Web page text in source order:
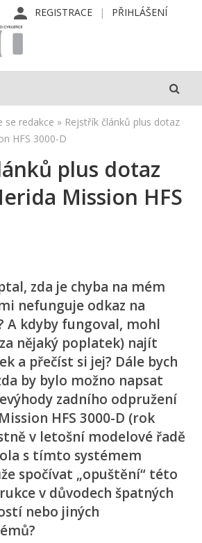
REGISTRACE PŘIHLÁŠENÍ
se redakce » Rejstřík článků plus dotaz
HFS 3000-D
plus dotaz
Mission HFS
zda je chyba na mém
nefunguje odkaz na
A kdyby fungoval, mohl
nějaký poplatek) najít
a přečíst si jej? Dále bych
by bylo možno napsat
zadního odpružení
HFS 3000-D (rok
v letošní modelové řadě
s tímto systémem
spočívat „opuštění“ této
v důvodech špatných
nebo jiných